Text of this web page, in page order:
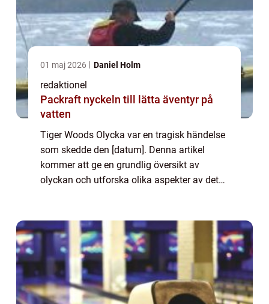
01 maj 2026 Daniel Holm
redaktionel
Packraft nyckeln till lätta äventyr på
vatten
Tiger Woods Olycka var en tragisk händelse
som skedde den [datum]. Denna artikel
kommer att ge en grundlig översikt av
olyckan och utforska olika aspekter av det
Wo...